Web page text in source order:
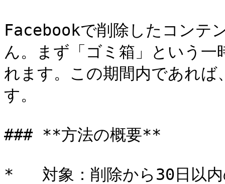
Facebookで削除したコンテ
ん。まず「ゴミ箱」という
れます。この期間内であれ
す。
### **方法の概要**
*   対象：削除から30日以内